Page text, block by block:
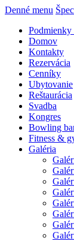
Denné menu
Podmienky
Domov
Kontakty
Rezervácia
Cenníky
Ubytovanie
Reštaurácia
Svadba
Kongres
Bowling
Fitness &
Galéria